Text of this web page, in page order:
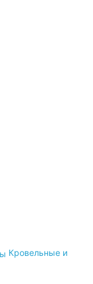
Кровельные и